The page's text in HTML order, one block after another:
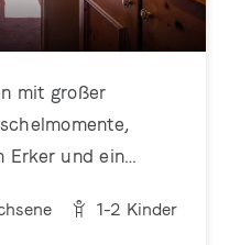
mit großer
Erker und ein
1-2 Kinder